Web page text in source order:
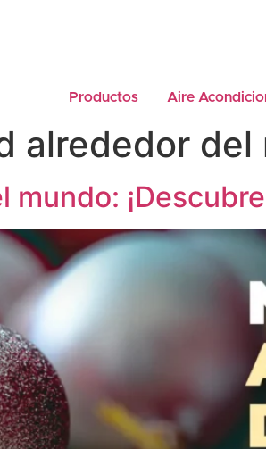
Productos Aire
alrededor del
mundo: